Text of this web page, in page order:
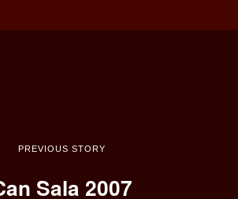
PREVIOUS STORY
Sala 2007